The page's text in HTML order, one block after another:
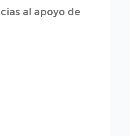
al apoyo de